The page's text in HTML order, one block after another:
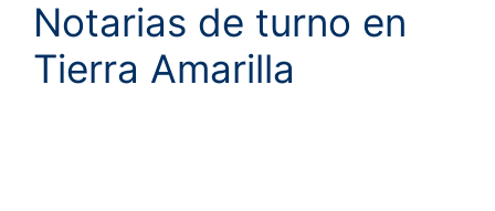
Notarias de turno en
Tierra Amarilla